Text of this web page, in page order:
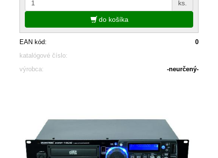
ks.
do košíka
EAN kód:
0
katalógové číslo:
výrobca:
-neurčený-